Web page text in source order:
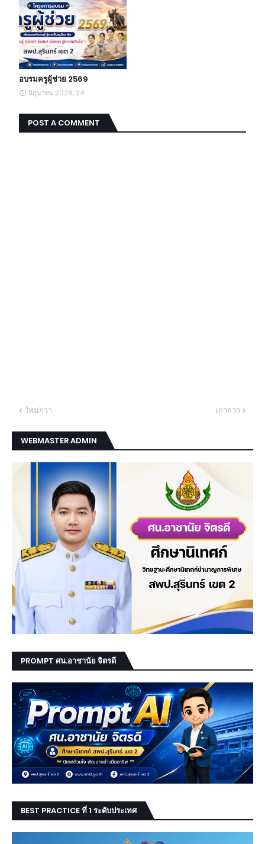
อบรมครูผู้ช่วย 2569
มิถุนายน 2026, 24
POST A COMMENT
ใหม่กว่า เก่ากว่า
WEBMASTER ADMIN
PROMPT ศน.อาชานัย จิตรดี
BEST PRACTICE ที่ 1 ระดับประเทศ